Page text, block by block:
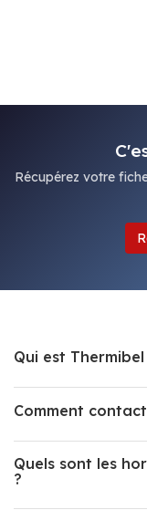
Récupérez votre
Qui est Thermibel
Comment
Quels sont les
?